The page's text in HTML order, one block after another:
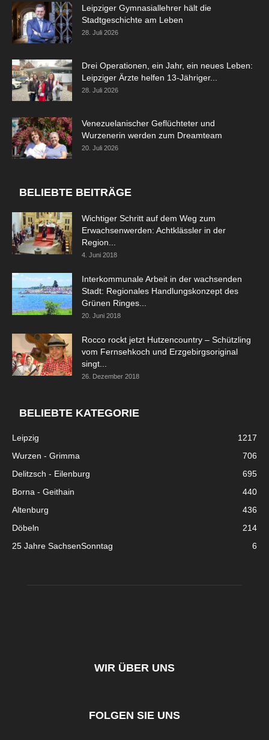
Leipziger Gymnasiallehrer hält die
Stadtgeschichte am Leben
28. Juli 2026
Drei Operationen, ein Jahr, ein neues Leben:
Leipziger Ärzte helfen 13-Jähriger...
28. Juli 2026
Venezuelanischer Geflüchteter und
Wurzenerin werden zum Dreamteam
20. Juli 2026
BELIEBTE BEITRÄGE
Wichtiger Schritt auf dem Weg zum
Erwachsenwerden: Achtklässler in der
Region...
4. Juni 2018
Interkommunale Arbeit in der wachsenden
Stadt: Regionales Handlungskonzept des
Grünen Ringes...
20. Juni 2018
Rocco rockt jetzt Hutzencountry – Schützling
vom Fernsehkoch und Erzgebirgsoriginal
singt...
26. Dezember 2018
BELIEBTE KATEGORIE
Leipzig
1217
Wurzen - Grimma
706
Delitzsch - Eilenburg
695
Borna - Geithain
440
Altenburg
436
Döbeln
214
25 Jahre SachsenSonntag
6
WIR ÜBER UNS
FOLGEN SIE UNS